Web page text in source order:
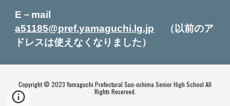
E－mail
a51185@pref.yamaguchi.lg.jp
（以前のア
ドレスは使えなくなりました）
Copyright © 2023 Yamaguchi Prefectural Suo-oshima Senior High School All
Rights Reserved.